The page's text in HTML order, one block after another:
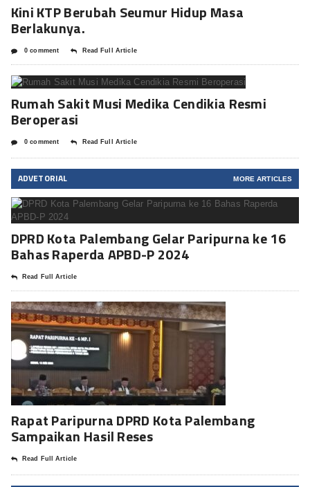
Kini KTP Berubah Seumur Hidup Masa
Berlakunya.
0 comment Read Full Article
Rumah Sakit Musi Medika Cendikia Resmi
Beroperasi
0 comment Read Full Article
ADVETORIAL MORE ARTICLES
DPRD Kota Palembang Gelar Paripurna ke 16
Bahas Raperda APBD-P 2024
Read Full Article
Rapat Paripurna DPRD Kota Palembang
Sampaikan Hasil Reses
Read Full Article